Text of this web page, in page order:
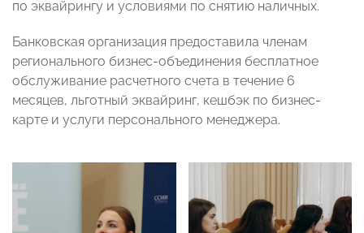
по эквайрингу и условиями по снятию наличных.
Банковская организация предоставила членам
регионального бизнес-объединения бесплатное
обслуживание расчетного счета в течение 6
месяцев, льготный эквайринг, кешбэк по бизнес-
карте и услуги персонального менеджера.